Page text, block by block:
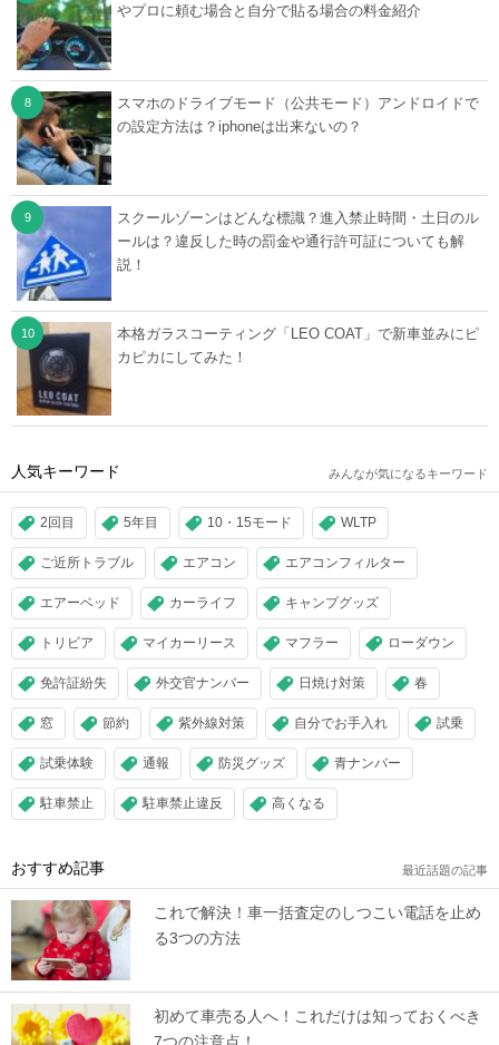
やプロに頼む場合と自分で貼る場合の料金紹介
スマホのドライブモード（公共モード）アンドロイドで
の設定方法は？iphoneは出来ないの？
スクールゾーンはどんな標識？進入禁止時間・土日のル
ールは？違反した時の罰金や通行許可証についても解
説！
本格ガラスコーティング「LEO COAT」で新車並みにピ
カピカにしてみた！
人気キーワード みんなが気になるキーワード
2回目 5年目 10・15モード WLTP
ご近所トラブル エアコン エアコンフィルター
エアーベッド カーライフ キャンプグッズ
トリビア マイカーリース マフラー ローダウン
免許証紛失 外交官ナンバー 日焼け対策 春
窓 節約 紫外線対策 自分でお手入れ 試乗
試乗体験 通報 防災グッズ 青ナンバー
駐車禁止 駐車禁止違反 高くなる
おすすめ記事 最近話題の記事
これで解決！車一括査定のしつこい電話を止め
る3つの方法
初めて車売る人へ！これだけは知っておくべき
7つの注意点！